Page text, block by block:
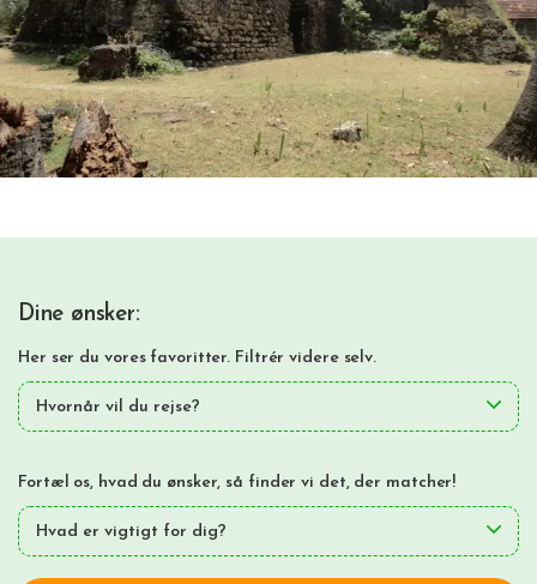
Dine ønsker:
Her ser du vores favoritter. Filtrér videre selv.
Hvornår vil du rejse?
Fortæl os, hvad du ønsker, så finder vi det, der matcher!
Hvad er vigtigt for dig?